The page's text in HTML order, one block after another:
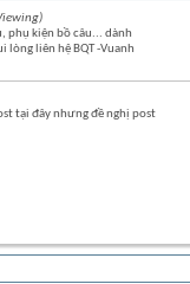
phụ kiện bồ câu... dành
lòng liên hệ BQT -Vuanh
tại đây nhưng đề nghị post